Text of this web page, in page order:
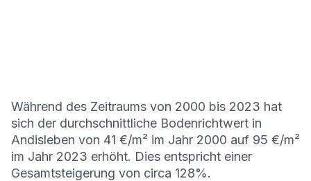
Während des Zeitraums von 2000 bis 2023 hat
sich der durchschnittliche Bodenrichtwert in
Andisleben von 41 €/m² im Jahr 2000 auf 95 €/m²
im Jahr 2023 erhöht. Dies entspricht einer
Gesamtsteigerung von circa 128%.